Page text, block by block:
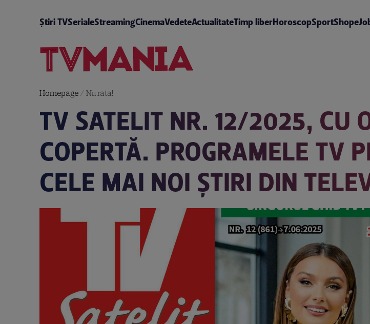
Știri TVSerialeStreamingCinemaVedeteActualitateTimp liberHoroscopSportShop
Homepage/ Nu rata!
TV SATELIT NR. 12/2025, CU
COPERTĂ. PROGRAMELE TV
CELE MAI NOI ȘTIRI DIN